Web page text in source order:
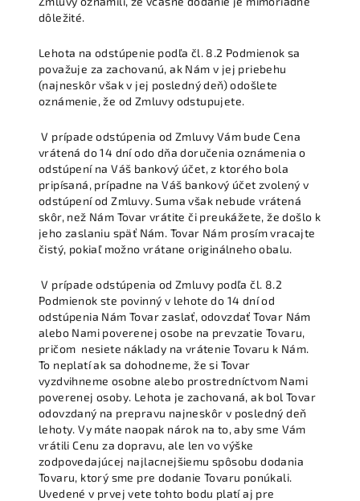
dôležité.
Lehota na odstúpenie podľa čl. 8.2 Podmienok sa
považuje za zachovanú, ak Nám v jej priebehu
(najneskôr však v jej posledný deň) odošlete
oznámenie, že od Zmluvy odstupujete.
V prípade odstúpenia od Zmluvy Vám bude Cena
vrátená do 14 dní odo dňa doručenia oznámenia o
odstúpení na Váš bankový účet, z ktorého bola
pripísaná, prípadne na Váš bankový účet zvolený v
odstúpení od Zmluvy. Suma však nebude vrátená
skôr, než Nám Tovar vrátite či preukážete, že došlo k
jeho zaslaniu späť Nám. Tovar Nám prosím vracajte
čistý, pokiaľ možno vrátane originálneho obalu.
V prípade odstúpenia od Zmluvy podľa čl. 8.2
Podmienok ste povinný v lehote do 14 dní od
odstúpenia Nám Tovar zaslať, odovzdať Tovar Nám
alebo Nami poverenej osobe na prevzatie Tovaru,
pričom nesiete náklady na vrátenie Tovaru k Nám.
To neplatí ak sa dohodneme, že si Tovar
vyzdvihneme osobne alebo prostredníctvom Nami
poverenej osoby. Lehota je zachovaná, ak bol Tovar
odovzdaný na prepravu najneskôr v posledný deň
lehoty. Vy máte naopak nárok na to, aby sme Vám
vrátili Cenu za dopravu, ale len vo výške
zodpovedajúcej najlacnejšiemu spôsobu dodania
Tovaru, ktorý sme pre dodanie Tovaru ponúkali.
Uvedené v prvej vete tohto bodu platí aj pre